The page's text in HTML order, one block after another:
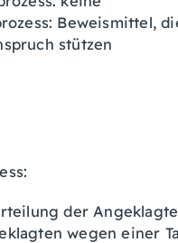
Beweismittel,
stützen
der
wegen einer